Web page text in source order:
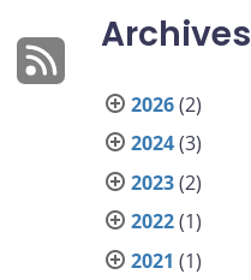
Archives
2026(2)
2024(3)
2023(2)
2022(1)
2021 (1)